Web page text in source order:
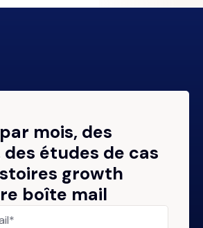
mois, des
des études de cas
growth
boîte mail